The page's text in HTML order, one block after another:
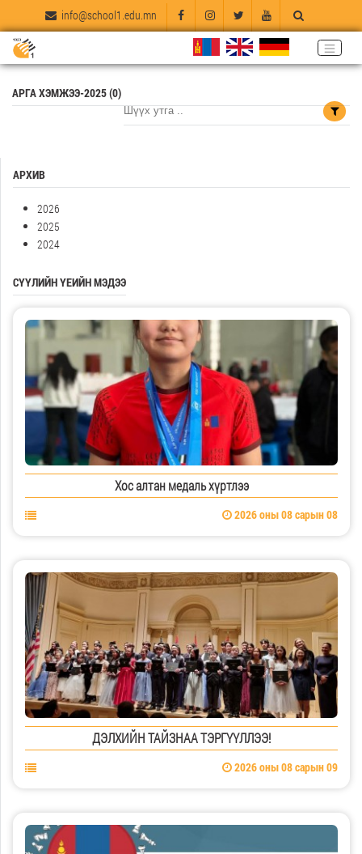
info@school1.edu.mn
АРГА ХЭМЖЭЭ-2025 (0)
АРХИВ
2026
2025
2024
СҮҮЛИЙН ҮЕИЙН МЭДЭЭ
Хос алтан медаль хүртлээ
2026 оны 08 сарын 08
ДЭЛХИЙН ТАЙЗНАА ТЭРГҮҮЛЛЭЭ!
2026 оны 08 сарын 09